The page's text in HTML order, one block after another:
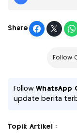
Share
Follow
FollowWhatsApp
update berita
Topik Artikel :